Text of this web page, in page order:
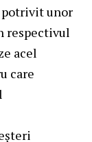
potrivit unor
respectivul
acel
care